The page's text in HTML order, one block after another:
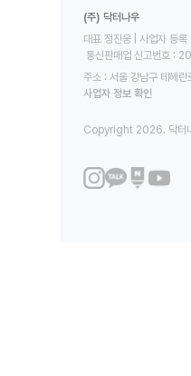
(주) 닥터나우
대표 정진웅 | 사업자
통신판매업 신고번호
주소 : 서울 강남구 테헤
사업자 정보 확인
Copyright 2026. 닥터